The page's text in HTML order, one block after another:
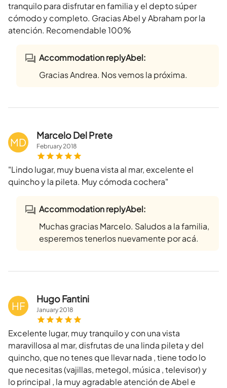
tranquilo para disfrutar en familia y el depto súper
cómodo y completo. Gracias Abel y Abraham por la
atención. Recomendable 100%
Accommodation replyAbel:
Gracias Andrea. Nos vemos la próxima.
MD
Marcelo Del Prete
February2018
"Lindo lugar, muy buena vista al mar, excelente el
quincho y la pileta. Muy cómoda cochera"
Accommodation replyAbel:
Muchas gracias Marcelo. Saludos a la familia,
esperemos tenerlos nuevamente por acá.
HF
Hugo Fantini
January2018
Excelente lugar, muy tranquilo y con una vista
maravillosa al mar, disfrutas de una linda pileta y del
quincho, que no tenes que llevar nada , tiene todo lo
que necesitas (vajillas, metegol, música , televisor) y
lo principal , la muy agradable atención de Abel e